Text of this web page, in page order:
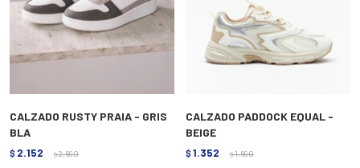
CALZADO RUSTY PRAIA - GRIS
BLA
$ 2.152 $ 2.690
CALZADO PADDOCK EQUAL -
BEIGE
$ 1.352 $ 1.690